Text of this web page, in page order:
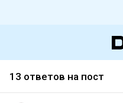
13 ответов на пост